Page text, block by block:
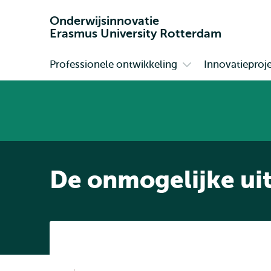
Onderwijsinnovatie
Erasmus University Rotterdam
Primair
Professionele ontwikkeling
De onmogelijke